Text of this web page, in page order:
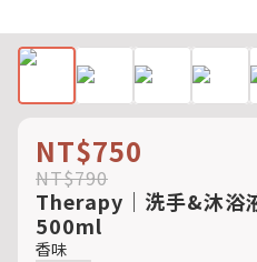
NT$750
NT$790
Therapy｜洗手&沐浴
500ml
香味